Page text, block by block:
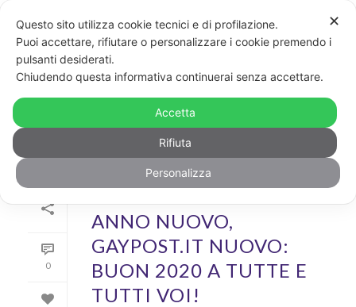
ARCHIVIO
Archivi Tag per: "Intersezionalità"
0
ANNO NUOVO,
GAYPOST.IT NUOVO:
BUON 2020 A TUTTE E
TUTTI VOI!
✕
Questo sito utilizza cookie tecnici e di profilazione.
Puoi accettare, rifiutare o personalizzare i cookie premendo i
pulsanti desiderati.
Chiudendo questa informativa continuerai senza accettare.
Accetta
Rifiuta
Personalizza